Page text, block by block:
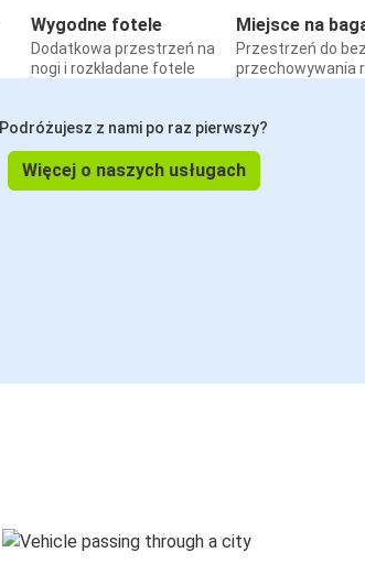
Wygodne fotele
Dodatkowa przestrzeń na
nogi i rozkładane fotele
Miejsce na
Przestrzeń do
przechowywania
Podróżujesz z nami po raz pierwszy?
Więcej o naszych usługach